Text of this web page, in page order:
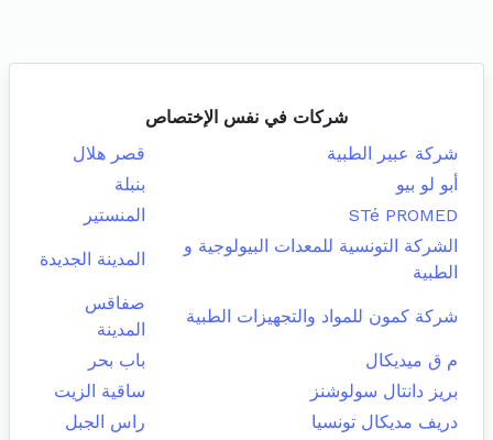
شركات في نفس الإختصاص
شركة عبير الطبية
قصر هلال
أبو لو بيو
بنبلة
STé PROMED
المنستير
الشركة التونسية للمعدات البيولوجية و
الطبية
المدينة الجديدة
شركة كمون للمواد والتجهيزات الطبية
صفاقس
المدينة
م ق ميديكال
باب بحر
بريز دانتال سولوشنز
ساقية الزيت
دريف مديكال تونسيا
راس الجبل